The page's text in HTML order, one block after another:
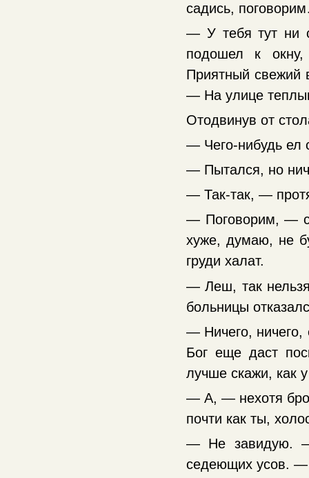
садись,
— У тебя тут ни
подошел к
Приятный свежий
— На улице
Отодвинув от
— Чего-нибудь ел
— Пытался, но
— Так-так, —
— Поговорим, —
хуже, думаю, не
груди халат.
— Леш, так
больницы
— Ничего,
Бог еще даст
лучше скажи, как
— А, — нехотя
почти как ты,
— Не завидую. —
седеющих усов. —